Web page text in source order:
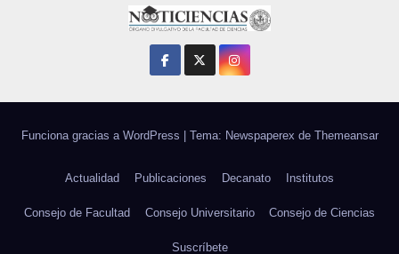
Funciona gracias a WordPress | Tema: Newspaperex de Themeansar
Actualidad Publicaciones Decanato Institutos
Consejo de Facultad Consejo Universitario Consejo de Ciencias
Suscríbete